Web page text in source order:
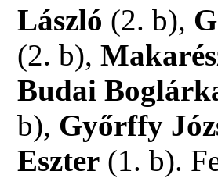
László (2. b),
(2. b),
Budai
b), Győrffy
Eszter (1. b).